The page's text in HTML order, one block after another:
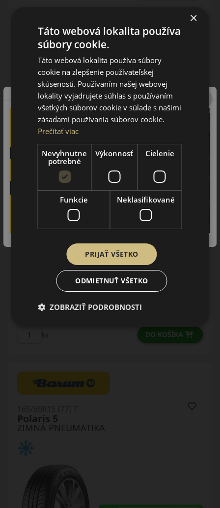
ZIMNÁ PNEUMATIKA
Polaris 5
175/80R14 (88) T
K NOVEJ SADE
PNEUMATÍK!
Použite kupónový kód
ROZBEH
Údaje štítku EPREL:
ks DO KOŠÍKA
ZIMNÁ PNEUMATIKA
Polaris 5
×
Táto webová lokalita používa
súbory cookie.
Táto webová lokalita používa súbory
cookie na zlepšenie používateľskej
skúsenosti. Používaním našej webovej
lokality vyjadrujete súhlas s používaním
všetkých súborov cookie v súlade s našimi
zásadami používania súborov cookie.
Prečítať viac
Nevyhnutne
potrebné
Výkonnosť Cielenie
Funkcie Neklasifikované
PRIJAŤ VŠETKO
ODMIETNUŤ VŠETKO
ZOBRAZIŤ PODROBNOSTI